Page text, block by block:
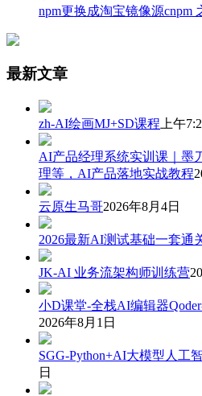
npm更换成淘宝镜像源cnpm
最新文章
zh-AI绘画MJ+SD课程 上午
AI产品经理系统实训课｜墨
理等，AI产品落地实战教程
云原生马哥2026年8月4日
2026最新AI测试基础一套通
JK-AI 业务流架构师训练营
小D课堂-全栈AI编辑器
2026年8月1日
SGG-Python+AI大模型人工
日